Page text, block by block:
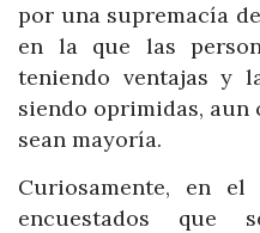
por una supremacía
en la que las
teniendo ventajas y
siendo oprimidas, aun
sean mayoría.
Curiosamente, en
encuestados que